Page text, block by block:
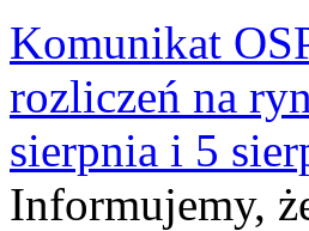
Komunikat
rozliczeń na
sierpnia i 5
Informujemy,